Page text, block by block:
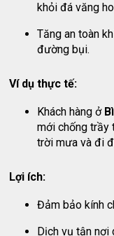
khỏi đá văng
Tăng an toàn
đường bụi.
Ví dụ thực tế:
Khách hàng ở
mới chống trầy
trời mưa và đi
Lợi ích:
Đảm bảo kính
Dịch vụ tận